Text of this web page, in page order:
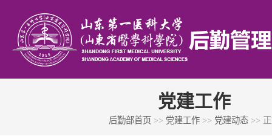
党建工作
后勤部首页 >> 党建工作 >> 党建动态 >>